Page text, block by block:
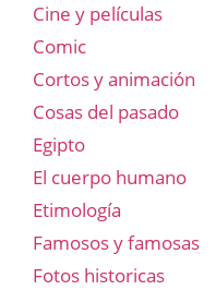
Cine y películas
Comic
Cortos y animación
Cosas del pasado
Egipto
El cuerpo humano
Etimología
Famosos y famosas
Fotos historicas